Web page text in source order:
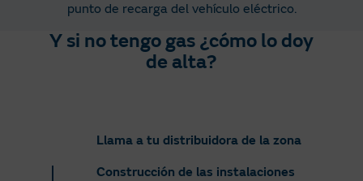
punto de recarga del vehículo eléctrico.
Y si no tengo gas ¿cómo lo doy
de alta?
Llama a tu distribuidora de la zona
Construcción de las instalaciones